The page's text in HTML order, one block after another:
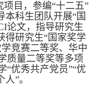
目，参编“十二五”
本科生团队开展“国
论文，指导研究生
得研究生“国家奖学
竞赛二等奖、华中
质量二等奖等多项
“优秀共产党员”“优
人”。